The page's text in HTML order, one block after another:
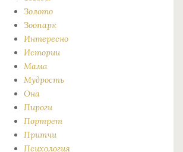
Золото
Зоопарк
Интересно
Истории
Мама
Мудрость
Она
Пироги
Портрет
Притчи
Психология